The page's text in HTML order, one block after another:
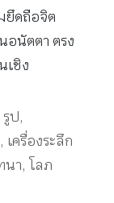
ยึดถือจิต
อนัตตา ตรง
เชิง
รูป,
, เครื่องระลึก
นา, โลภ